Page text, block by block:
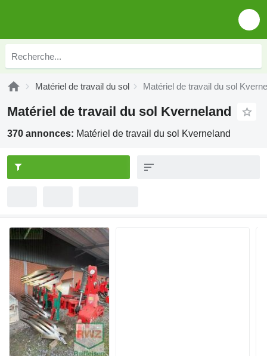
Matériel de travail du sol Matériel de travail du sol
Matériel de travail du sol Kverneland
370 annonces: Matériel de travail du sol Kverneland